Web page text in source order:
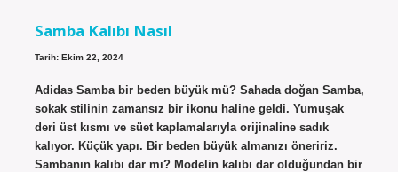
Samba Kalıbı Nasıl
Tarih: Ekim 22, 2024
Adidas Samba bir beden büyük mü? Sahada doğan Samba,
sokak stilinin zamansız bir ikonu haline geldi. Yumuşak
deri üst kısmı ve süet kaplamalarıyla orijinaline sadık
kalıyor. Küçük yapı. Bir beden büyük almanızı öneririz.
Sambanın kalıbı dar mı? Modelin kalıbı dar olduğundan bir